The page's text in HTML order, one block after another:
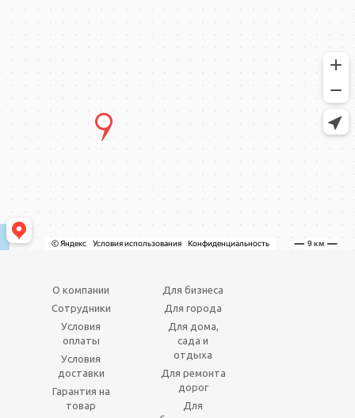
О компании
Сотрудники
Условия
оплаты
Условия
доставки
Гарантия на
товар
Для бизнеса
Для города
Для дома,
сада и
отдыха
Для ремонта
дорог
Для